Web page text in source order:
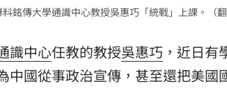
銘傳大學通識中心教授吳惠巧「統戰」上課。（翻
識中心任教的教授吳惠巧 ，近日
中國從事政治宣傳，甚至還把美